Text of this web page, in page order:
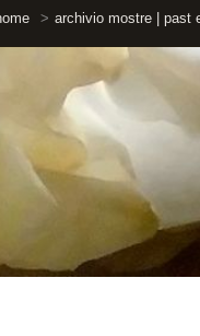
archivio mostre | past exibitions